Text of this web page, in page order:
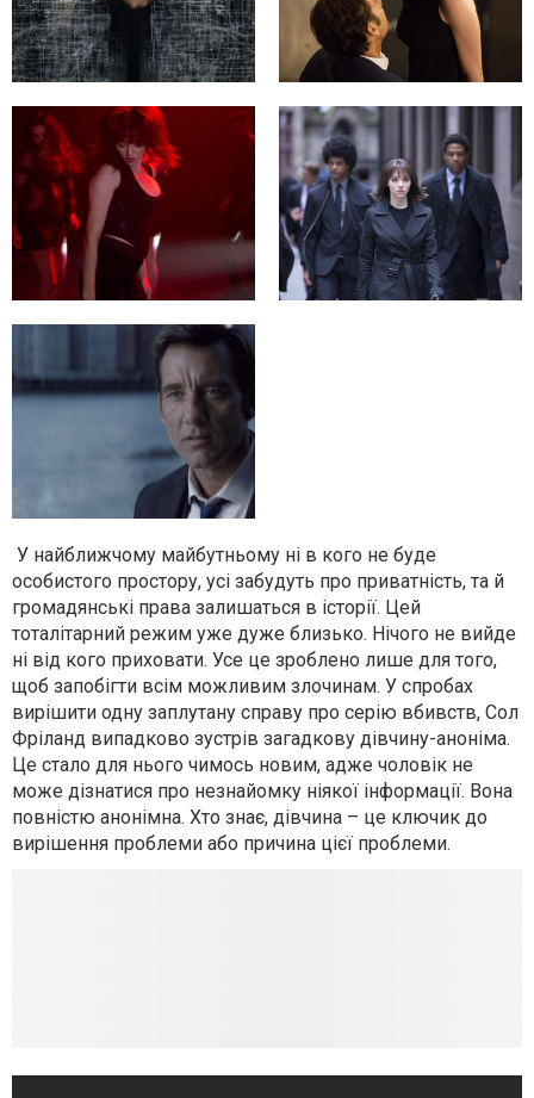
У найближчому майбутньому ні в кого не буде
особистого простору, усі забудуть про приватність, та й
громадянські права залишаться в історії. Цей
тоталітарний режим уже дуже близько. Нічого не вийде
ні від кого приховати. Усе це зроблено лише для того,
щоб запобігти всім можливим злочинам. У спробах
вирішити одну заплутану справу про серію вбивств, Сол
Фріланд випадково зустрів загадкову дівчину-аноніма.
Це стало для нього чимось новим, адже чоловік не
може дізнатися про незнайомку ніякої інформації. Вона
повністю анонімна. Хто знає, дівчина – це ключик до
вирішення проблеми або причина цієї проблеми.